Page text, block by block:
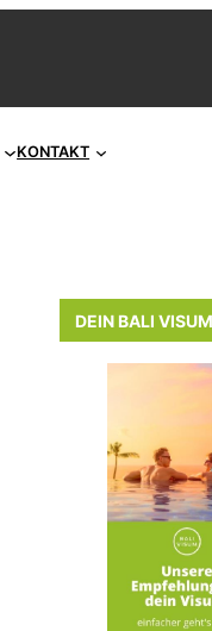
KONTAKT
DEIN BALI VISUM